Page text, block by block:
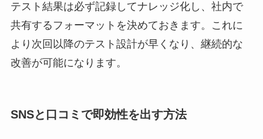
テスト結果は必ず記録してナレッジ化し、社内で
共有するフォーマットを決めておきます。これに
より次回以降のテスト設計が早くなり、継続的な
改善が可能になります。
SNSと口コミで即効性を出す方法